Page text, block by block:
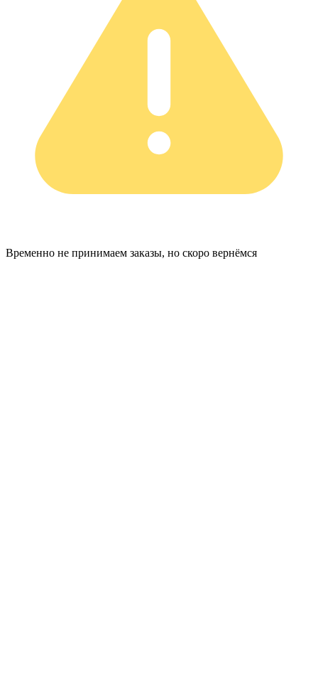
Временно не принимаем заказы, но скоро вернёмся